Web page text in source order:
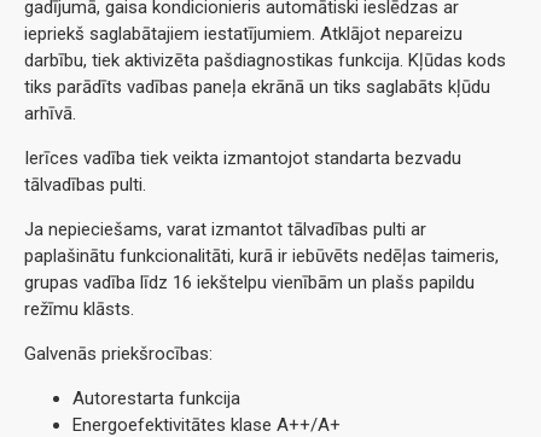
gadījumā, gaisa kondicionieris automātiski ieslēdzas ar
iepriekš saglabātajiem iestatījumiem. Atklājot nepareizu
darbību, tiek aktivizēta pašdiagnostikas funkcija. Kļūdas kods
tiks parādīts vadības paneļa ekrānā un tiks saglabāts kļūdu
arhīvā.
Ierīces vadība tiek veikta izmantojot standarta bezvadu
tālvadības pulti.
Ja nepieciešams, varat izmantot tālvadības pulti ar
paplašinātu funkcionalitāti, kurā ir iebūvēts nedēļas taimeris,
grupas vadība līdz 16 iekštelpu vienībām un plašs papildu
režīmu klāsts.
Galvenās priekšrocības:
Autorestarta funkcija
Energoefektivitātes klase A++/A+